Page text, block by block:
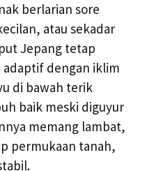
berlarian sore
atau sekadar
Jepang tetap
adaptif dengan iklim
di bawah terik
baik meski diguyur
memang lambat,
permukaan tanah,